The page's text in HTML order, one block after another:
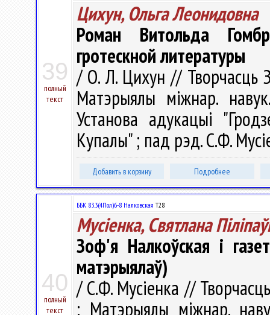
39
полный
текст
Цихун, Ольга Леонидовна
Роман Витольда
гротескной литературы
/ О. Л. Цихун // Творчасць
Матэрыялы міжнар.
Установа адукацыі
Купалы" ; пад рэд. С.Ф.
Добавить в корзину Подробнее
40
полный
текст
ББК 83.3(4Пол)6-8 Налковская Т28
Мусіенка, Святлана
Зоф'я Налкоўская і
матэрыялаў)
/ С.Ф. Мусіенка //
: Матэрыялы міжнар.